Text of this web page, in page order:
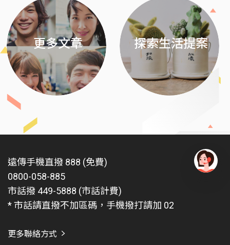
更多文章 探索生活提案
遠傳手機直撥 888 (免費)
0800-058-885
市話撥 449-5888 (市話計費)
* 市話請直撥不加區碼，手機撥打請加 02
更多聯絡方式